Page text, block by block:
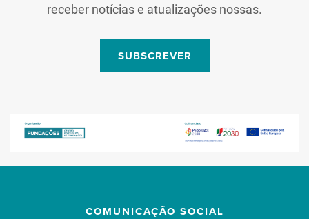
receber notícias e atualizações nossas.
SUBSCREVER
COMUNICAÇÃO SOCIAL